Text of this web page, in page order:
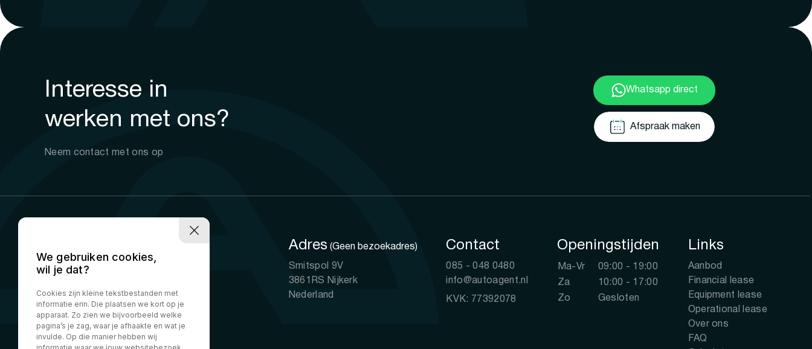
Interesse in
werken met ons?
Neem contact met ons op
Whatsapp direct
Afspraak maken
Adres (Geen bezoekadres)
Smitspol 9V
3861RS Nijkerk
Nederland
Contact
085 - 048 0480
info@autoagent.nl
KVK: 77392078
Openingstijden
Ma-Vr
09:00 - 19:00
Za
10:00 - 17:00
Zo
Gesloten
Links
Aanbod
Financial lease
Equipment lease
Operational lease
Over ons
FAQ
We gebruiken cookies,
wil je dat?
Cookies zijn kleine tekstbestanden met
informatie erin. Die plaatsen we kort op je
apparaat. Zo zien we bijvoorbeeld welke
pagina’s je zag, waar je afhaakte en wat je
invulde. Op die manier hebben wij